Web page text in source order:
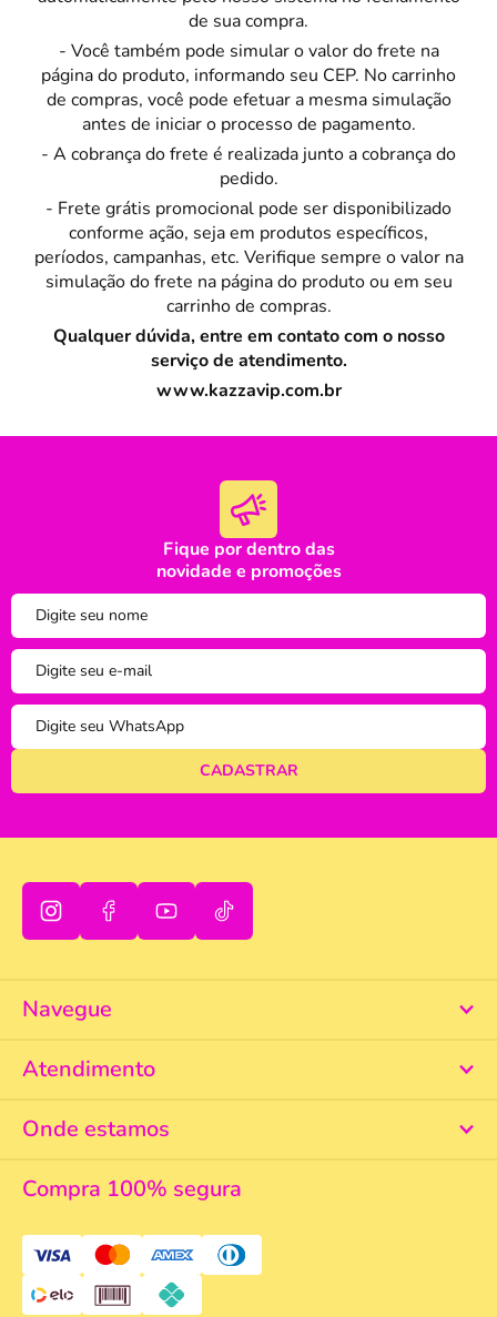
de sua compra.
- Você também pode simular o valor do frete na
página do produto, informando seu CEP. No carrinho
de compras, você pode efetuar a mesma simulação
antes de iniciar o processo de pagamento.
- A cobrança do frete é realizada junto a cobrança do
pedido.
- Frete grátis promocional pode ser disponibilizado
conforme ação, seja em produtos específicos,
períodos, campanhas, etc. Verifique sempre o valor na
simulação do frete na página do produto ou em seu
carrinho de compras.
Qualquer dúvida, entre em contato com o nosso
serviço de atendimento.
www.kazzavip.com.br
Fique por dentro das
novidade e promoções
Navegue
Atendimento
Onde estamos
Compra 100% segura
tudo bem